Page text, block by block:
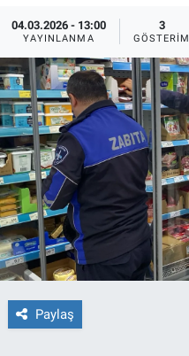
04.03.2026 - 13:00
YAYINLANMA
3
GÖSTERIM
Paylaş
Künye
Son Dakika Haberleri
Haber Arşivi